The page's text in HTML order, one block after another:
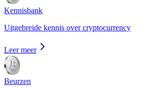
Kennisbank
Uitgebreide kennis over cryptocurrency
Leer meer
Beurzen